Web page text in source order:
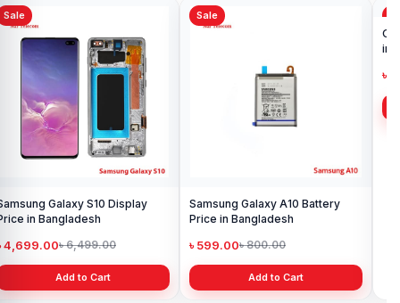
Sale
Galaxy S10 Display
in Bangladesh
4,699.00৳ 6,499.00
Add to Cart
Sale
Samsung Galaxy A10 Battery
Price in Bangladesh
৳ 599.00৳ 800.00
Add to Cart